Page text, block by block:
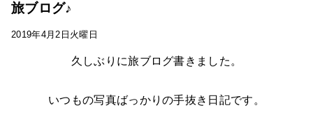
旅ブログ♪
2019年4月2日火曜日
久しぶりに旅ブログ書きました。
いつもの写真ばっかりの手抜き日記です。